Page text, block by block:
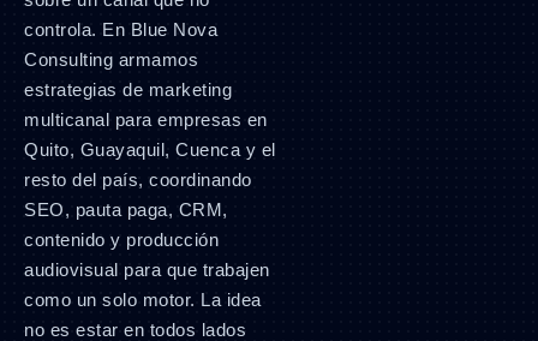
controla. En Blue Nova
Consulting armamos
estrategias de marketing
multicanal para empresas en
Quito, Guayaquil, Cuenca y el
resto del país, coordinando
SEO, pauta paga, CRM,
contenido y producción
audiovisual para que trabajen
como un solo motor. La idea
no es estar en todos lados